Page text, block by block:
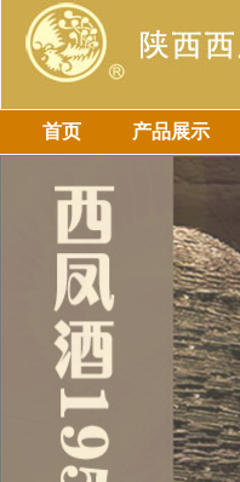
首页 产品展示